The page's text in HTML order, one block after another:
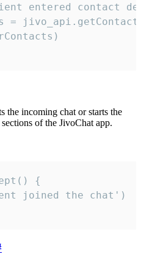
entered contact
=
the incoming chat or starts the
of the JivoChat app.
{